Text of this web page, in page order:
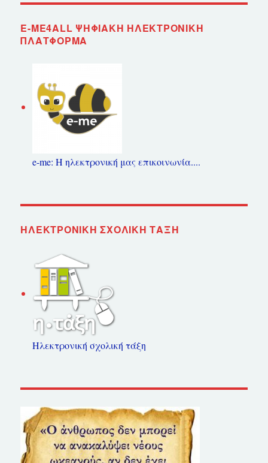
E-ME4ALL ΨΗΦΙΑΚΉ ΗΛΕΚΤΡΟΝΙΚΉ
ΠΛΑΤΦΌΡΜΑ
e-me: Η ηλεκτρονική μας επικοινωνία....
ΗΛΕΚΤΡΟΝΙΚΉ ΣΧΟΛΙΚΉ ΤΆΞΗ
Ηλεκτρονική σχολική τάξη